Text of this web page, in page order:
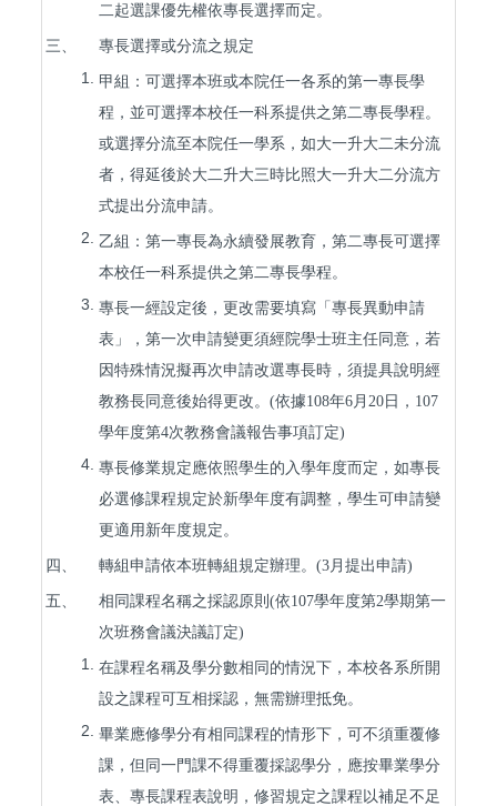
二起選課優先權依專長選擇而定。
三、 專長選擇或分流之規定
1.
甲組：可選擇本班或本院任一各系的第一專長學
程，並可選擇本校任一科系提供之第二專長學程。
或選擇分流至本院任一學系，如大一升大二未分流
者，得延後於大二升大三時比照大一升大二分流方
式提出分流申請。
2. 乙組：第一專長為永續發展教育，第二專長可選擇
本校任一科系提供之第二專長學程。
3. 專長一經設定後，更改需要填寫「專長異動申請
表」，第一次申請變更須經院學士班主任同意，若
因特殊情況擬再次申請改選專長時，須提具說明經
教務長同意後始得更改。(依據108年6月20日，107
學年度第4次教務會議報告事項訂定)
4. 專長修業規定應依照學生的入學年度而定，如專長
必選修課程規定於新學年度有調整，學生可申請變
更適用新年度規定。
四、 轉組申請依本班轉組規定辦理。(3月提出申請)
五、
相同課程名稱之採認原則(依107學年度第2學期第一
次班務會議決議訂定)
1.
在課程名稱及學分數相同的情況下，本校各系所開
設之課程可互相採認，無需辦理抵免。
2. 畢業應修學分有相同課程的情形下，可不須重覆修
課，但同一門課不得重覆採認學分，應按畢業學分
表、專長課程表說明，修習規定之課程以補足不足